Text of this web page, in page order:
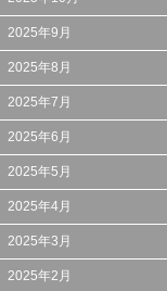
2025年9月
2025年8月
2025年7月
2025年6月
2025年5月
2025年4月
2025年3月
2025年2月